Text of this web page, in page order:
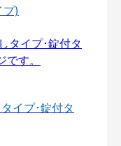
プ)
イプ･錠付タ